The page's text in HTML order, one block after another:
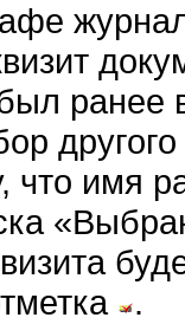
ранее
что имя
.